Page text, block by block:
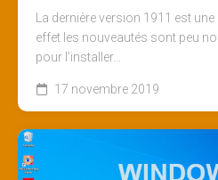
La dernière version 1911 est
effet les nouveautés sont peu
pour l’installer...
17 novembre 2019